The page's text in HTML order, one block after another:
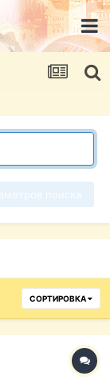
СОРТИРОВКА